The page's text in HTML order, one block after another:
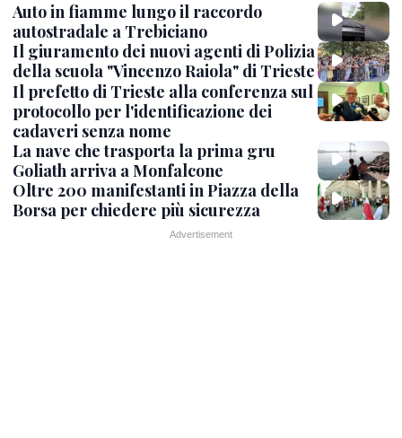
Auto in fiamme lungo il raccordo
autostradale a Trebiciano
Il giuramento dei nuovi agenti di Polizia
della scuola "Vincenzo Raiola" di Trieste
Il prefetto di Trieste alla conferenza sul
protocollo per l'identificazione dei
cadaveri senza nome
La nave che trasporta la prima gru
Goliath arriva a Monfalcone
Oltre 200 manifestanti in Piazza della
Borsa per chiedere più sicurezza